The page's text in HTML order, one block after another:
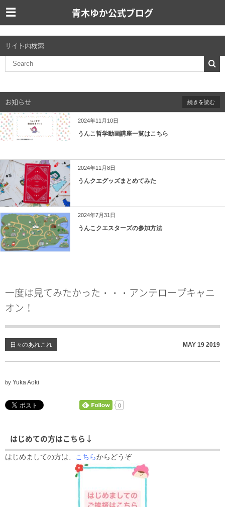
青木ゆか公式ブログ
サイト内検索
お知らせ
2024年11月10日
うんこ哲学動画講座一覧はこちら
2024年11月8日
うんクエグッズまとめてみた
2024年7月31日
うんこクエスターズの参加方法
続きを読む
一度は見てみたかった・・・アンテロープキャニ
オン！
日々のあれこれ MAY 19 2019
by Yuka Aoki
0
はじめての方はこちら↓
はじめましての方は、 こちらからどうぞ